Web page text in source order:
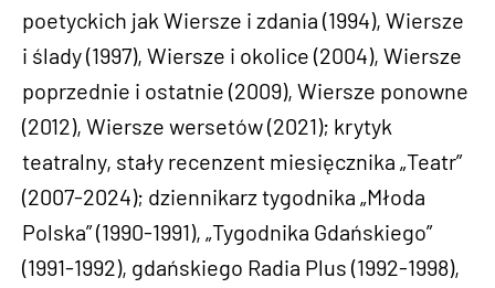
poetyckich jak Wiersze i zdania (1994), Wiersze
i ślady (1997), Wiersze i okolice (2004), Wiersze
poprzednie i ostatnie (2009), Wiersze ponowne
(2012), Wiersze wersetów (2021); krytyk
teatralny, stały recenzent miesięcznika „Teatr”
(2007-2024); dziennikarz tygodnika „Młoda
Polska” (1990-1991), „Tygodnika Gdańskiego”
(1991-1992), gdańskiego Radia Plus (1992-1998),